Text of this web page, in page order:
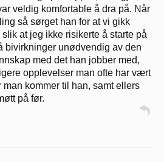
veldig komfortable å dra på. Når
så sørget han for at vi gikk
at jeg ikke risikerte å starte på
bivirkninger unødvendig av den
med det han jobber med,
opplevelser man ofte har vært
kommer til han, samt ellers
på før.